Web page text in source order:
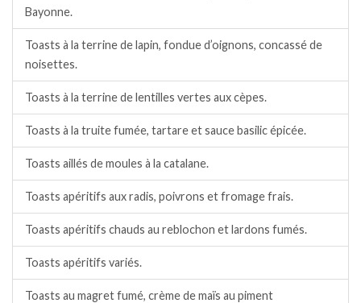
Bayonne.
Toasts à la terrine de lapin, fondue d’oignons, concassé de
noisettes.
Toasts à la terrine de lentilles vertes aux cèpes.
Toasts à la truite fumée, tartare et sauce basilic épicée.
Toasts aillés de moules à la catalane.
Toasts apéritifs aux radis, poivrons et fromage frais.
Toasts apéritifs chauds au reblochon et lardons fumés.
Toasts apéritifs variés.
Toasts au magret fumé, crème de maïs au piment